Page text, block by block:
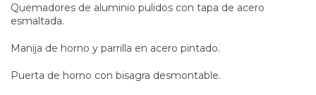
Quemadores de aluminio pulidos con tapa de acero
esmaltada.
Manija de horno y parrilla en acero pintado.
Puerta de horno con bisagra desmontable.